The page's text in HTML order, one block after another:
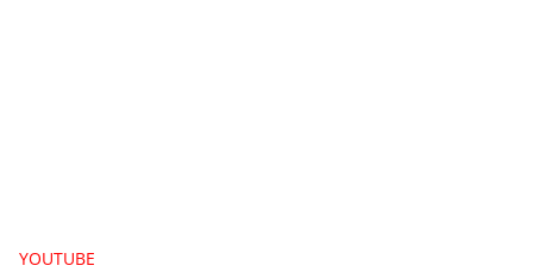
YOUTUBE